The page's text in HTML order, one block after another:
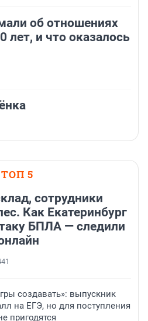
об отношениях
лет, и что оказалось
ТОП 5
сотрудники
Как Екатеринбург
БПЛА — следили
создавать»: выпускник
на ЕГЭ, но для поступления
пригодятся